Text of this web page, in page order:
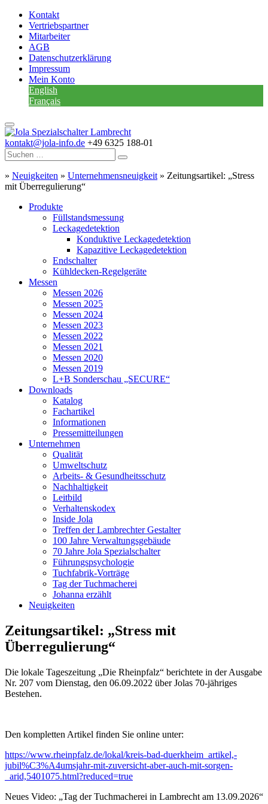
Kontakt
Vertriebspartner
Mitarbeiter
AGB
Datenschutzerklärung
Impressum
Mein Konto
English
Français
kontakt@jola-info.de +49 6325 188-01
» Neuigkeiten » Unternehmensneuigkeit » Zeitungsartikel: „Stress
mit Überregulierung“
Produkte
Füllstandsmessung
Leckagedetektion
Konduktive Leckagedetektion
Kapazitive Leckagedetektion
Endschalter
Kühldecken-Regelgeräte
Messen
Messen 2026
Messen 2025
Messen 2024
Messen 2023
Messen 2022
Messen 2021
Messen 2020
Messen 2019
L+B Sonderschau „SECURE“
Downloads
Katalog
Fachartikel
Informationen
Pressemitteilungen
Unternehmen
Qualität
Umweltschutz
Arbeits- & Gesundheitsschutz
Nachhaltigkeit
Leitbild
Verhaltenskodex
Inside Jola
Treffen der Lambrechter Gestalter
100 Jahre Verwaltungsgebäude
70 Jahre Jola Spezialschalter
Führungspsychologie
Tuchfabrik-Vorträge
Tag der Tuchmacherei
Johanna erzählt
Neuigkeiten
Zeitungsartikel: „Stress mit
Überregulierung“
Die lokale Tageszeitung „Die Rheinpfalz“ berichtete in der Ausgabe
Nr. 207 vom Dienstag, den 06.09.2022 über Jolas 70-jähriges
Bestehen.
Den kompletten Artikel finden Sie online unter:
https://www.rheinpfalz.de/lokal/kreis-bad-duerkheim_artikel,-
jubil%C3%A4umsjahr-mit-zuversicht-aber-auch-mit-sorgen-
_arid,5401075.html?reduced=true
Neues Video: „Tag der Tuchmacherei in Lambrecht am 13.09.2026“